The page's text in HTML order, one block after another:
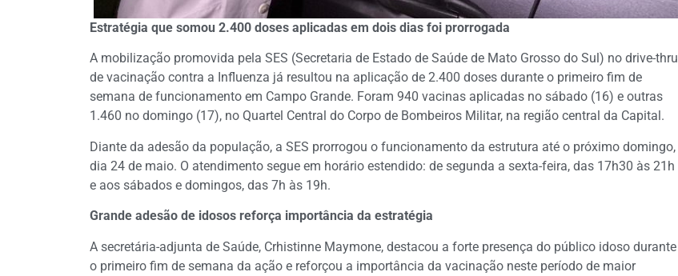
Estratégia que somou 2.400 doses aplicadas em dois dias foi prorrogada
A mobilização promovida pela SES (Secretaria de Estado de Saúde de Mato Grosso do Sul) no drive-thru
de vacinação contra a Influenza já resultou na aplicação de 2.400 doses durante o primeiro fim de
semana de funcionamento em Campo Grande. Foram 940 vacinas aplicadas no sábado (16) e outras
1.460 no domingo (17), no Quartel Central do Corpo de Bombeiros Militar, na região central da Capital.
Diante da adesão da população, a SES prorrogou o funcionamento da estrutura até o próximo domingo,
dia 24 de maio. O atendimento segue em horário estendido: de segunda a sexta-feira, das 17h30 às 21h
e aos sábados e domingos, das 7h às 19h.
Grande adesão de idosos reforça importância da estratégia
A secretária-adjunta de Saúde, Crhistinne Maymone, destacou a forte presença do público idoso durante
o primeiro fim de semana da ação e reforçou a importância da vacinação neste período de maior